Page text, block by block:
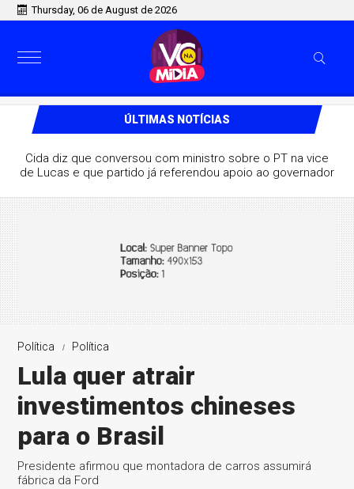
Thursday, 06 de August de 2026
ÚLTIMAS NOTÍCIAS
Cida diz que conversou com ministro sobre o PT na vice
de Lucas e que partido já referendou apoio ao governador
Política Política
Lula quer atrair
investimentos chineses
para o Brasil
Presidente afirmou que montadora de carros assumirá
fábrica da Ford